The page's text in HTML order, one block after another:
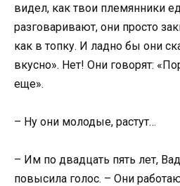
видел, как твои племянники
разговаривают, они просто
как в топку. И ладно бы они
вкусно». Нет! Они говорят:
еще».
– Ну они молодые, растут…
– Им по двадцать пять лет,
повысила голос. – Они